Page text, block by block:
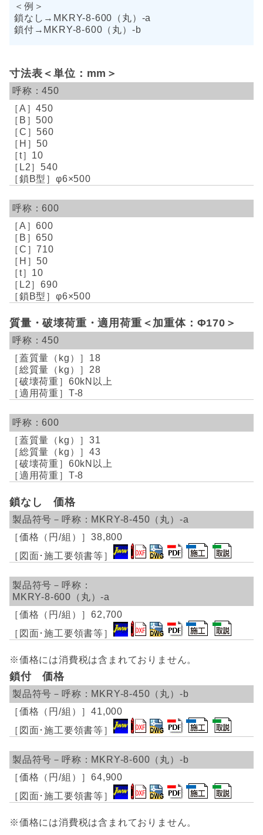
＜例＞
鎖なし→MKRY-8-600（丸）-a
鎖付→MKRY-8-600（丸）-b
寸法表＜単位：mm＞
450
450
500
560
50
10
540
φ6×500
600
600
650
710
50
10
690
φ6×500
質量・破壊荷重・適用荷重＜加重体：Φ170＞
450
18
28
60kN以上
T-8
600
31
43
60kN以上
T-8
鎖なし 価格
MKRY-8-450（丸）-a
38,800
MKRY-8-600（丸）-a
62,700
※価格には消費税は含まれておりません。
鎖付 価格
MKRY-8-450（丸）-b
41,000
MKRY-8-600（丸）-b
64,900
※価格には消費税は含まれておりません。